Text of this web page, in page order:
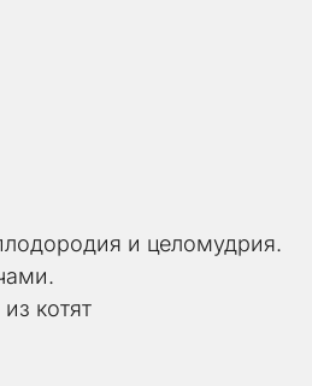
и целомудрия.
котят